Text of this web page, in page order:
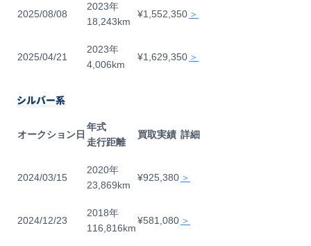
2025/08/08
2023年
18,243km
¥1,552,350 ＞
2025/04/21
2023年
4,006km
¥1,629,350 ＞
シルバー系
オークション日
年式
走行距離
買取実績 詳細
2024/03/15
2020年
23,869km
¥925,380 ＞
2024/12/23
2018年
116,816km
¥581,080 ＞